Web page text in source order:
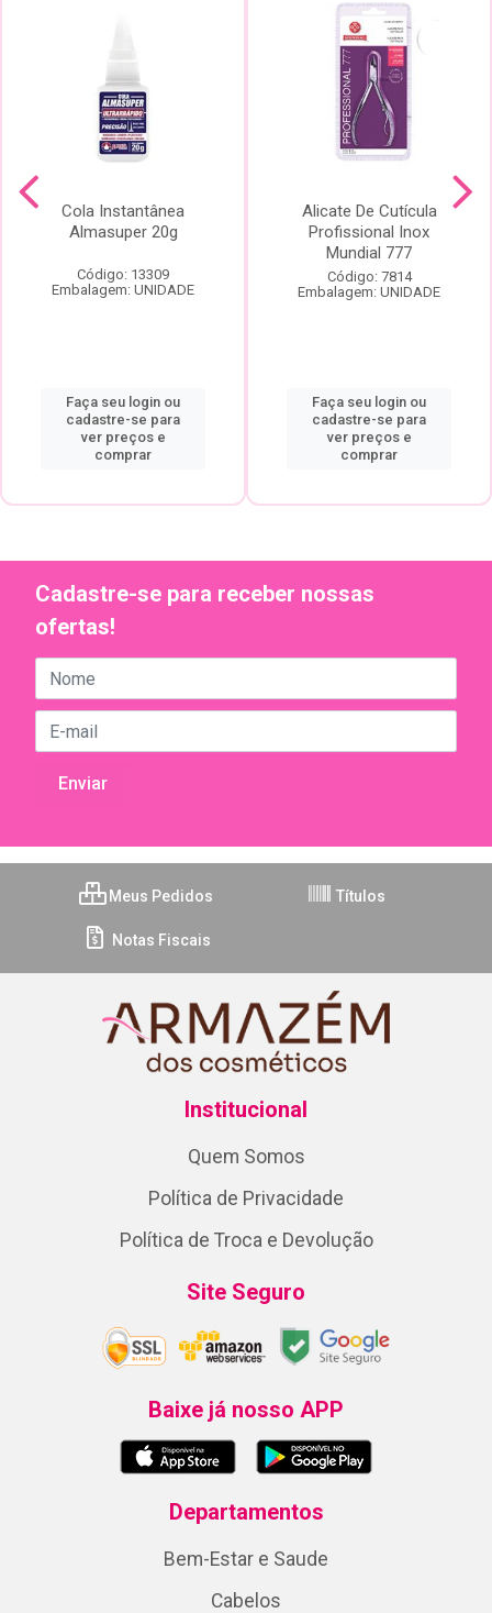
Cola Instantânea
Almasuper 20g
Código: 13309
Embalagem: UNIDADE
Faça seu login ou
cadastre-se para
ver preços e
comprar
Alicate De Cutícula
Profissional Inox
Mundial 777
Código: 7814
Embalagem: UNIDADE
Faça seu login ou
cadastre-se para
ver preços e
comprar
Cadastre-se para receber nossas
ofertas!
Meus Pedidos Títulos
Notas Fiscais
Institucional
Quem Somos
Política de Privacidade
Política de Troca e Devolução
Site Seguro
Baixe já nosso APP
Departamentos
Bem-Estar e Saude
Cabelos